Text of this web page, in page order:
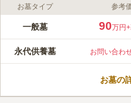
ライフドット編集部のコメント
「六本木駅」徒歩7分、「
にもかかわらず、陽当り
と寛ぎながらお参り頂け
檀越青山伊賀守藤原忠勝
みんなの評価
4.8
お墓タイプ 参考
一般墓 90万円
永代供養墓 お問い合わ
お墓の